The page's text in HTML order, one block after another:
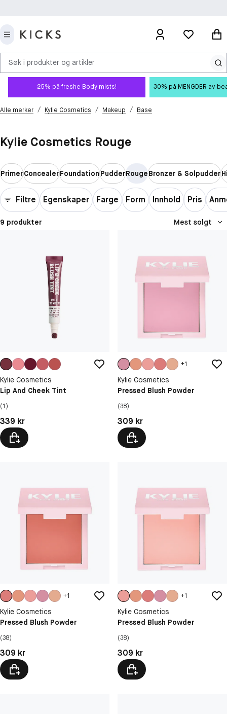
Søk i produkter og artikler
25% på freshe Body mists! 30% på MENGDER av
Alle merker / Kylie Cosmetics / Makeup / Base
Kylie Cosmetics Rouge
PrimerConcealerFoundationPudderRougeBronzer & Solpudder
Filtre Egenskaper Farge Form Innhold Pris
9 produkter Mest solgt
Kylie Cosmetics
Lip And Cheek Tint
(1)
Pris: 339 kr
339 kr
+1
Kylie Cosmetics
Pressed Blush Powder
(38)
Pris: 309 kr
309 kr
+1
Kylie Cosmetics
Pressed Blush Powder
(38)
Pris: 309 kr
309 kr
+1
Kylie Cosmetics
Pressed Blush Powder
(38)
Pris: 309 kr
309 kr